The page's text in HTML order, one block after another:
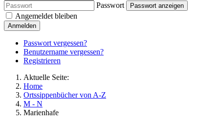
Passwort
Passwort anzeigen
Angemeldet bleiben
Anmelden
Passwort vergessen?
Benutzername vergessen?
Registrieren
Aktuelle Seite:
Home
Ortssippenbücher von A-Z
M - N
Marienhafe